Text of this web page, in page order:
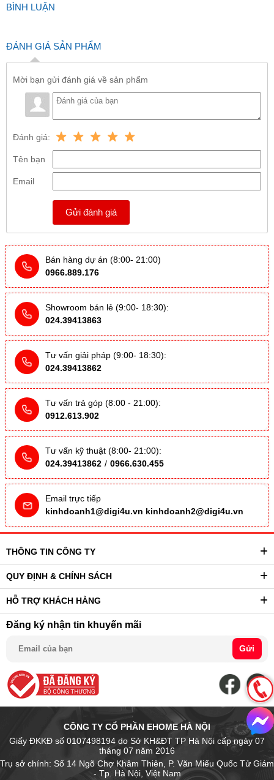
BÌNH LUẬN
ĐÁNH GIÁ SẢN PHẨM
Mời bạn gửi đánh giá về sản phẩm
Đánh giá:
Tên bạn
Email
Gửi đánh giá
Bán hàng dự án (8:00- 21:00)
0966.889.176
Showroom bán lẻ (9:00- 18:30):
024.39413863
Tư vấn giải pháp (9:00- 18:30):
024.39413862
Tư vấn trả góp (8:00 - 21:00):
0912.613.902
Tư vấn kỹ thuật (8:00- 21:00):
024.39413862 / 0966.630.455
Email trực tiếp
kinhdoanh1@digi4u.vn kinhdoanh2@digi4u.vn
THÔNG TIN CÔNG TY
QUY ĐỊNH & CHÍNH SÁCH
HỖ TRỢ KHÁCH HÀNG
Đăng ký nhận tin khuyến mãi
Gửi
CÔNG TY CỔ PHẦN EHOME HÀ NỘI
Giấy ĐKKĐ số 0107498194 do Sở KH&ĐT TP Hà Nội cấp ngày 07
tháng 07 năm 2016
Trụ sở chính: Số 14 Ngõ Chợ Khâm Thiên, P. Văn Miếu Quốc Tử Giám
- Tp. Hà Nội, Việt Nam